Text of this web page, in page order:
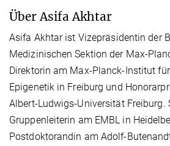
Über Asifa Akhtar
Asifa Akhtar ist Vizepräsidentin der
Medizinischen Sektion der Max-
Direktorin am Max-Planck-Institut
Epigenetik in Freiburg und
Albert-Ludwigs-Universität Freiburg.
Gruppenleiterin am EMBL in
Postdoktorandin am Adolf-